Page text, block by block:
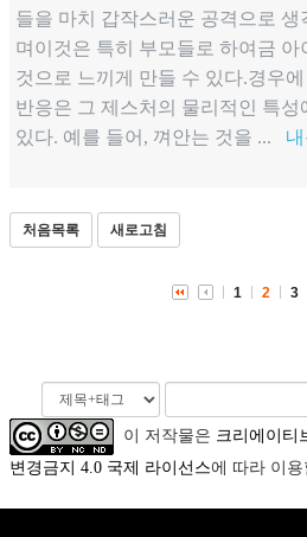
들을 마치 갑작스러운 공격으로 생
며이것은 특히 부모들로 하여금
것으로 느끼게 만들 수 있다.경우
반응은 그 제스처의 물리적인 특성
있다. 예를 들어, 껴안는 것을 ...
처음목록 새로고침
1 2 3
이 저작물은 크리에이티
변경금지 4.0 국제 라이선스에 따라 이